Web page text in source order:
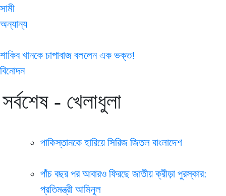
সামী
অন্যান্য
শাকিব খানকে চাপাবাজ বললেন এক ভক্ত!
বিনোদন
সর্বশেষ - খেলাধুলা
পাকিস্তানকে হারিয়ে সিরিজ জিতল বাংলাদেশ
পাঁচ বছর পর আবারও ফিরছে জাতীয় ক্রীড়া পুরস্কার:
প্রতিমন্ত্রী আমিনুল